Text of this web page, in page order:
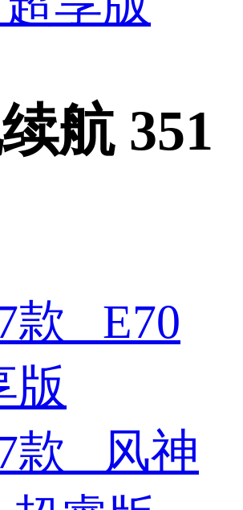
航 351
款 E70
版
款 风神